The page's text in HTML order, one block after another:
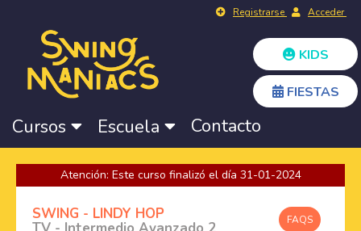
Registrarse Acceder
KIDS
FIESTAS
Cursos Escuela Contacto
Atención: Este curso finalizó el día 31-01-2024
FAQS
SWING - LINDY HOP